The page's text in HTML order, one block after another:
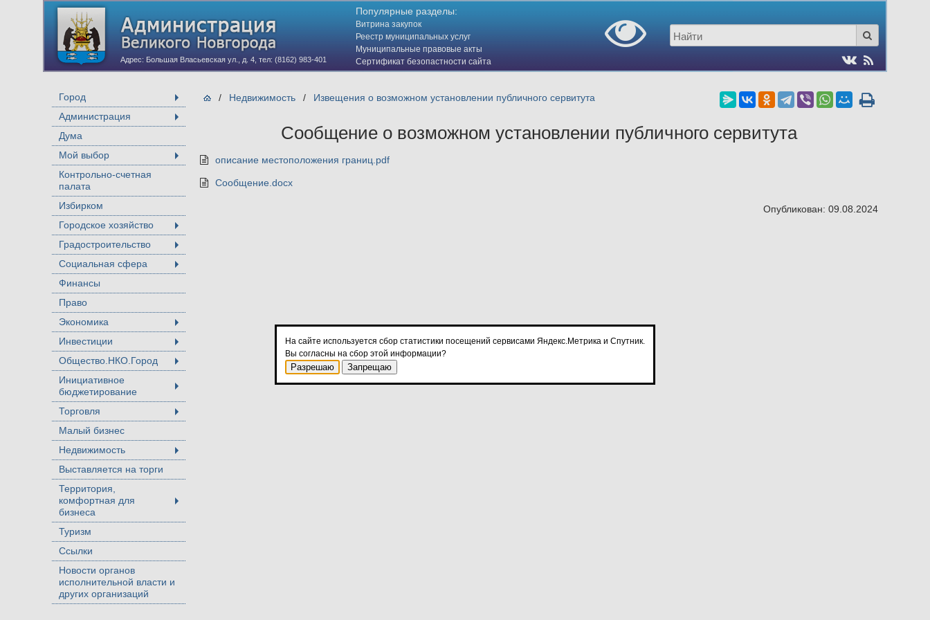
Адрес: Большая Власьевская ул., д. 4, тел: (8162) 983-401
Популярные разделы:
Витрина закупок
Реестр муниципальных услуг
Муниципальные правовые акты
Сертификат безопастности сайта
(HTTPS)
Город
Администрация
Дума
Мой выбор
Контрольно-счетная
палата
Избирком
Городское хозяйство
Градостроительство
Социальная сфера
Финансы
Право
Экономика
Инвестиции
Общество.НКО.Город
Инициативное
бюджетирование
Торговля
Малый бизнес
Недвижимость
Выставляется на торги
Территория,
комфортная для
бизнеса
Туризм
Ссылки
Новости органов
исполнительной власти и
других организаций
/ Недвижимость / Извещения о возможном установлении публичного сервитута
Сообщение о возможном установлении публичного сервитута
описание местоположения границ.pdf
Сообщение.docx
Опубликован: 09.08.2024
На сайте используется сбор статистики посещений сервисами Яндекс.Метрика и Спутник.
Вы согласны на сбор этой информации?
Разрешаю Запрещаю